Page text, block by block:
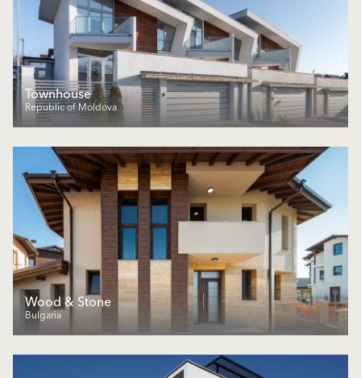
Townhouse
Republic of Moldova
Wood & Stone
Bulgaria